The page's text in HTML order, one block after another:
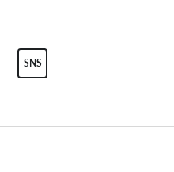
SNS